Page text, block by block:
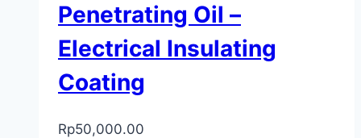
Penetrating Oil –
Electrical Insulating
Coating
Rp50,000.00